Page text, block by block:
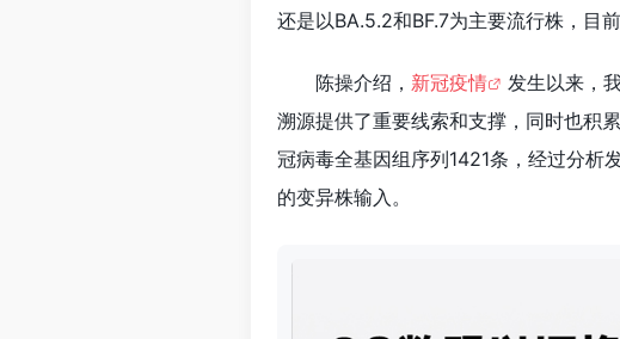
还是以BA.5.2和BF.7为主要流行株，目
陈操介绍， 新冠疫情
发生以来，
溯源提供了重要线索和支撑，同时也积
冠病毒全基因组序列1421条，经过分析
的变异株输入。